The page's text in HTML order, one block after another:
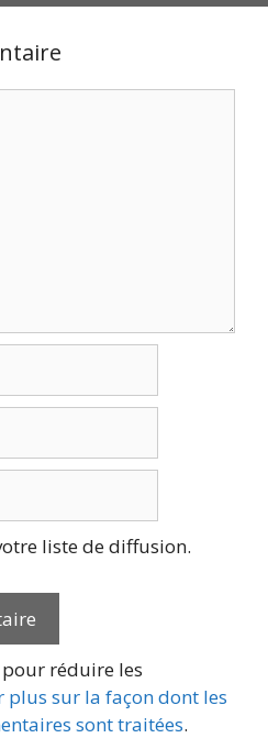
liste de diffusion.
réduire les
plus sur la façon dont les
sont traitées.